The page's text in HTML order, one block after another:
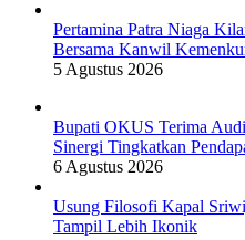
Pertamina Patra Niaga
Bersama Kanwil
5 Agustus 2026
Bupati OKUS Terima
Sinergi Tingkatkan
6 Agustus 2026
Usung Filosofi Kapal
Tampil Lebih Ikonik